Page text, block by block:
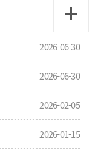
2026-06-30
2026-06-30
2026-02-05
2026-01-15